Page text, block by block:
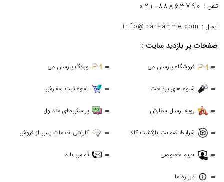
تلفن : 021-88853790
ایمیل : info@parsanme.com
صفحات پر بازدید سایت :
فروشگاه پارسان می وبلاگ پارسان می
شیوه های پرداخت نحوه ثبت سفارش
رویه ارسال سفارش پرسش‌های متداول
شرایط ضمانت بازگشت کالا گارانتی خدمات پس از فروش
حریم خصوصی تماس با ما
درباره ما